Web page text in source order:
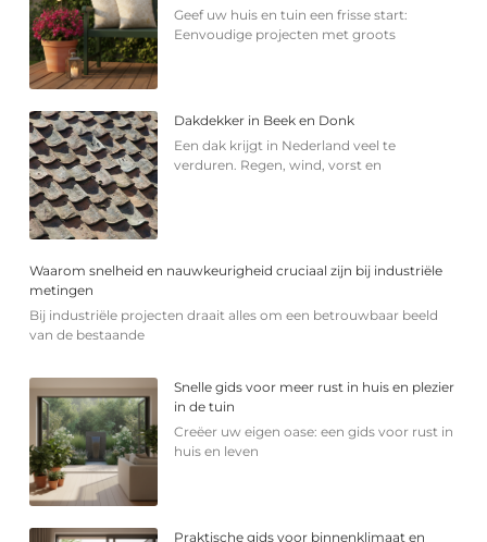
Geef uw huis en tuin een frisse start:
Eenvoudige projecten met groots
Dakdekker in Beek en Donk
Een dak krijgt in Nederland veel te
verduren. Regen, wind, vorst en
Waarom snelheid en nauwkeurigheid cruciaal zijn bij industriële
metingen
Bij industriële projecten draait alles om een betrouwbaar beeld
van de bestaande
Snelle gids voor meer rust in huis en plezier
in de tuin
Creëer uw eigen oase: een gids voor rust in
huis en leven
Praktische gids voor binnenklimaat en